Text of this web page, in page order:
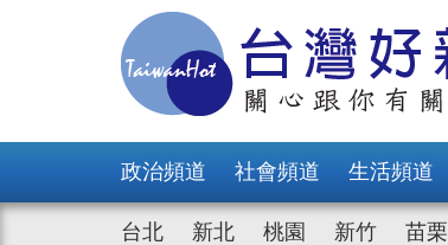
政治頻道 社會頻道 生活頻道
台北 新北 桃園 新竹 苗栗